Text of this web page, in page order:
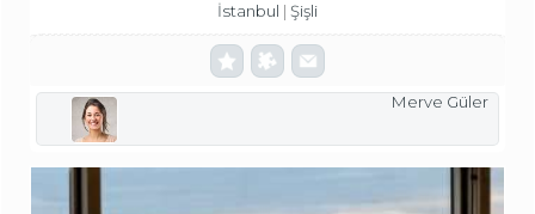
İstanbul
Şişli
Merve Güler